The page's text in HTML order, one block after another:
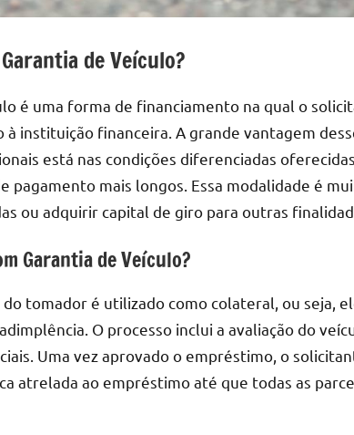
de Veículo?
é uma forma de financiamento na qual o
instituição financeira. A grande vantagem
está nas condições diferenciadas
pagamento mais longos. Essa modalidade é
ou adquirir capital de giro para outras
Garantia de Veículo?
tomador é utilizado como colateral, ou seja,
O processo inclui a avaliação do
Uma vez aprovado o empréstimo, o
atrelada ao empréstimo até que todas as